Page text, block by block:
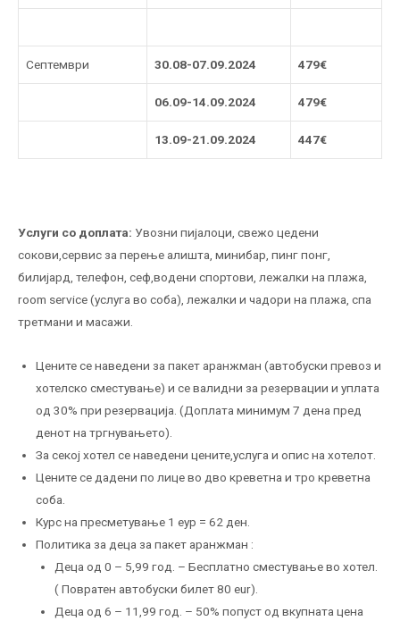
Септември 30.08-07.09.2024 479€
06.09-14.09.2024 479€
13.09-21.09.2024 447€
Услуги со доплата: Увозни пијалоци, свежо цедени
сокови,сервис за перење алишта, минибар, пинг понг,
билијард, телефон, сеф,водени спортови, лежалки на плажа,
room service (услуга во соба), лежалки и чадори на плажа, спа
третмани и масажи.
Цените се наведени за пакет аранжман (автобуски превоз и
хотелско сместување) и се валидни за резервации и уплата
од 30% при резервација. (Доплата минимум 7 дена пред
денот на тргнувањето).
За секој хотел се наведени цените,услуга и опис на хотелот.
Цените се дадени по лице во дво креветна и трo креветна
соба.
Курс на пресметување 1 еур = 62 ден.
Политика за деца за пакет аранжман :
Деца од 0 – 5,99 год. – Бесплатно сместување во хотел.
( Повратен автобуски билет 80 eur).
Деца од 6 – 11,99 год. – 50% попуст од вкупната цена